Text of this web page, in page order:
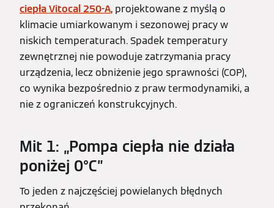
ciepła Vitocal 250-A, projektowane z myślą o
klimacie umiarkowanym i sezonowej pracy w
niskich temperaturach. Spadek temperatury
zewnętrznej nie powoduje zatrzymania pracy
urządzenia, lecz obniżenie jego sprawności (COP),
co wynika bezpośrednio z praw termodynamiki, a
nie z ograniczeń konstrukcyjnych.
Mit 1: „Pompa ciepła nie działa
poniżej 0°C”
To jeden z najczęściej powielanych błędnych